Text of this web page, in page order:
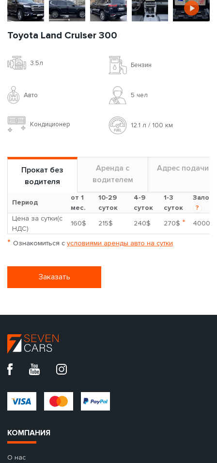
Toyota Land Cruiser 300
3.5л Бензин
Авто 5 чел
Кондиционер 12.1 л / 100 км
Прокат без
водителя
Аренда с
водителем
Адрес подачи
Период
от 1
мес.
10-29
суток
4-9
суток
1-3
суток
Залог
?
Цена за сутки(с
НДС)
160$ 215$ 240$ 270$ * 4000$
* Ознакомиться с условиями аренды авто на сутки
Заказать
КОМПАНИЯ
О нас